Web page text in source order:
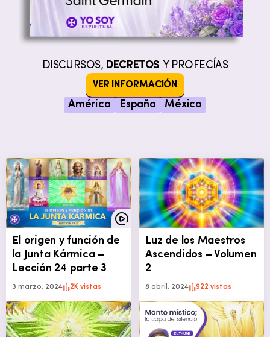
DISCURSOS, DECRETOS Y PROFECÍAS
VER INFORMACIÓN
América España México
El origen y función de
la Junta Kármica –
Lección 24 parte 3
3 marzo, 2024 2K vistas
Luz de los Maestros
Ascendidos – Volumen
2
8 abril, 2024 922 vistas